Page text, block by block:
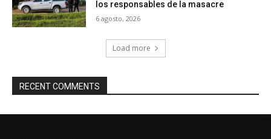
los responsables de la masacre
6 agosto, 2026
Load more
RECENT COMMENTS